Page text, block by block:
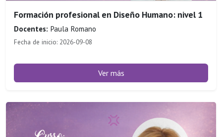
Formación profesional en Diseño Humano: nivel 1
Docentes: Paula Romano
Fecha de inicio: 2026-09-08
Ver más